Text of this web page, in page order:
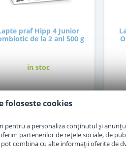
praf Hipp 4 Junior
de la 2 ani 500 g
in stoc
51 Lei
Adauga in cos
foloseste cookies
pentru a personaliza conținutul și
partenerilor de rețele sociale, de
combina cu alte informații oferite de